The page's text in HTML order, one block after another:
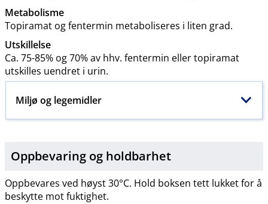
Metabolisme
Topiramat og fentermin metaboliseres i liten grad.
Utskillelse
Ca. 75-85% og 70% av hhv. fentermin eller topiramat
utskilles uendret i urin.
Miljø og legemidler
Oppbevaring og holdbarhet
Oppbevares ved høyst 30°C. Hold boksen tett lukket for å
beskytte mot fuktighet.